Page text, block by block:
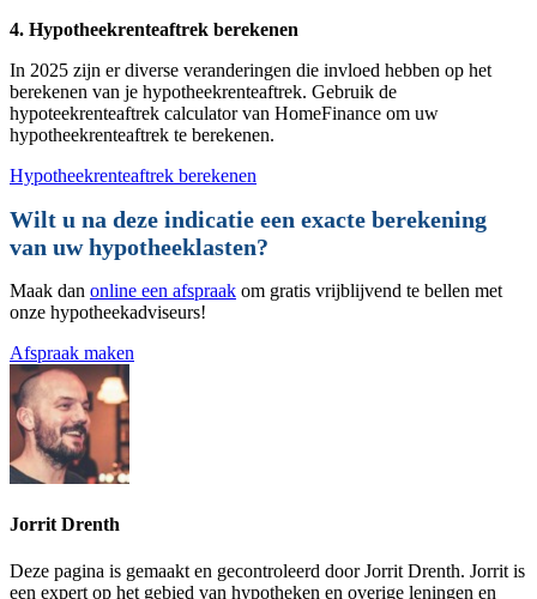
4. Hypotheekrenteaftrek berekenen
In 2025 zijn er diverse veranderingen die invloed hebben op het
berekenen van je hypotheekrenteaftrek. Gebruik de
hypoteekrenteaftrek calculator van HomeFinance om uw
hypotheekrenteaftrek te berekenen.
Hypotheekrenteaftrek berekenen
Wilt u na deze indicatie een exacte berekening
van uw hypotheeklasten?
Maak dan online een afspraak om gratis vrijblijvend te bellen met
onze hypotheekadviseurs!
Afspraak maken
Jorrit Drenth
Deze pagina is gemaakt en gecontroleerd door Jorrit Drenth. Jorrit is
een expert op het gebied van hypotheken en overige leningen en